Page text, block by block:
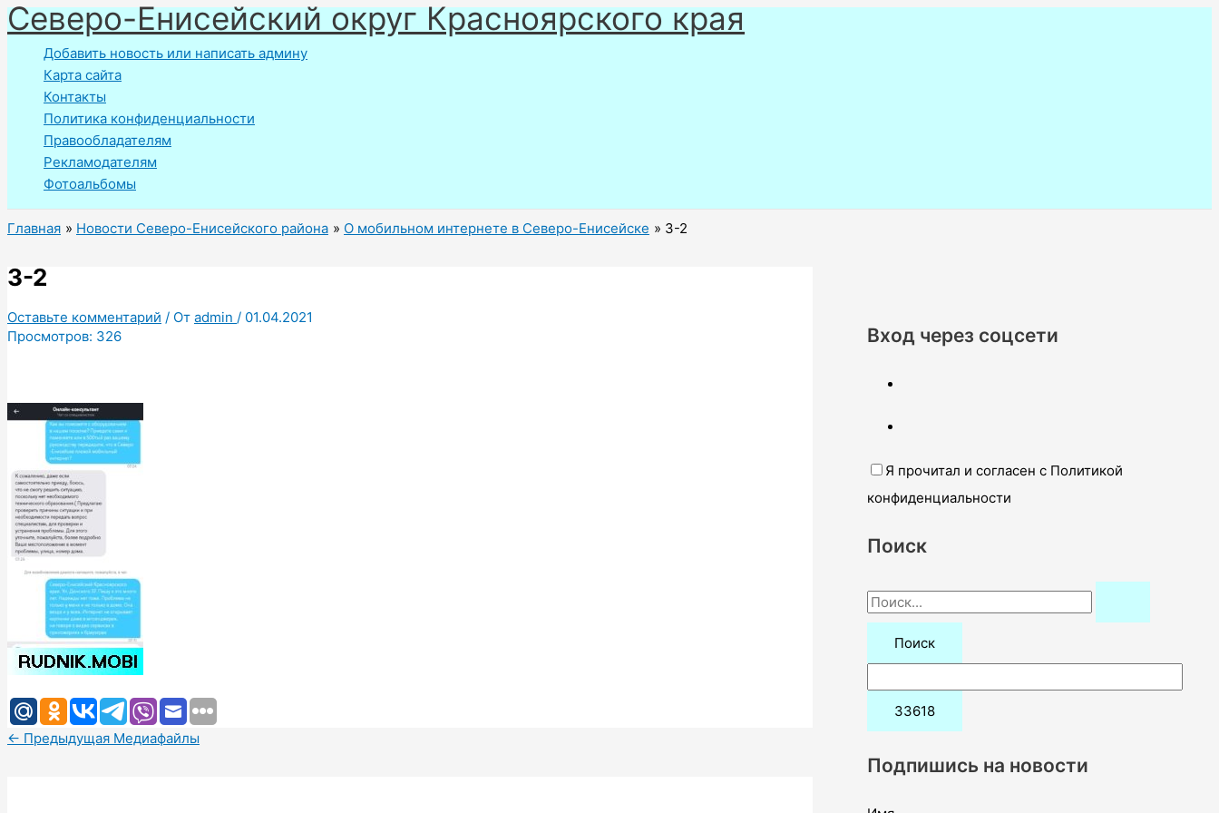
Перейти
к
содержимому
Северо-Енисейский округ Красноярского края
Добавить новость или написать админу
Карта сайта
Контакты
Политика конфиденциальности
Правообладателям
Рекламодателям
Фотоальбомы
Главная Новости Северо-Енисейского района О мобильном интернете в Северо-Енисейске 3-2
3-2
Оставьте комментарий / От admin / 01.04.2021
Просмотров: 326
← Предыдущая Медиафайлы
Вход через соцсети
Я прочитал и согласен с Политикой
конфиденциальности
Поиск
П
о
:
Подпишись на новости